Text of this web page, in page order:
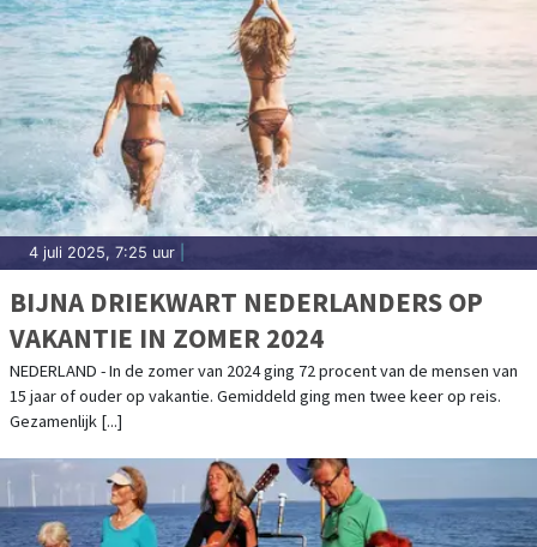
4 juli 2025, 7:25 uur
BIJNA DRIEKWART NEDERLANDERS OP
VAKANTIE IN ZOMER 2024
NEDERLAND - In de zomer van 2024 ging 72 procent van de mensen van
15 jaar of ouder op vakantie. Gemiddeld ging men twee keer op reis.
Gezamenlijk [...]